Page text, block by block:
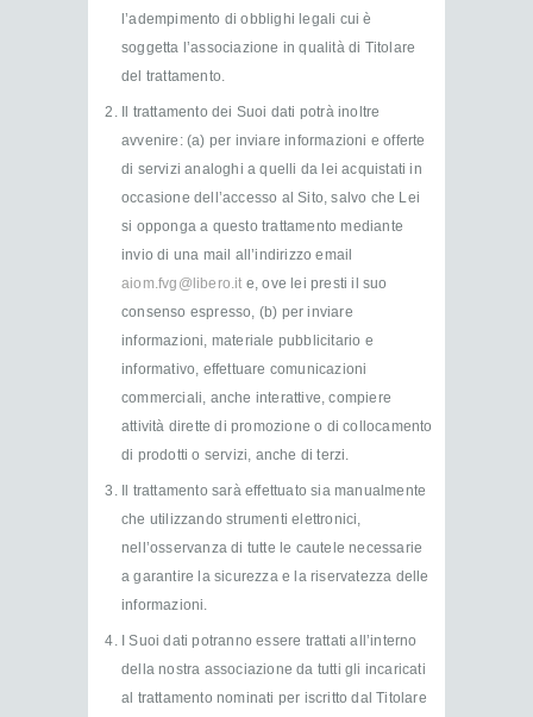
l’adempimento di obblighi legali cui è
soggetta l’associazione in qualità di Titolare
del trattamento.
Il trattamento dei Suoi dati potrà inoltre
avvenire: (a) per inviare informazioni e offerte
di servizi analoghi a quelli da lei acquistati in
occasione dell’accesso al Sito, salvo che Lei
si opponga a questo trattamento mediante
invio di una mail all’indirizzo email
aiom.fvg@libero.it e, ove lei presti il suo
consenso espresso, (b) per inviare
informazioni, materiale pubblicitario e
informativo, effettuare comunicazioni
commerciali, anche interattive, compiere
attività dirette di promozione o di collocamento
di prodotti o servizi, anche di terzi.
Il trattamento sarà effettuato sia manualmente
che utilizzando strumenti elettronici,
nell’osservanza di tutte le cautele necessarie
a garantire la sicurezza e la riservatezza delle
informazioni.
I Suoi dati potranno essere trattati all’interno
della nostra associazione da tutti gli incaricati
al trattamento nominati per iscritto dal Titolare